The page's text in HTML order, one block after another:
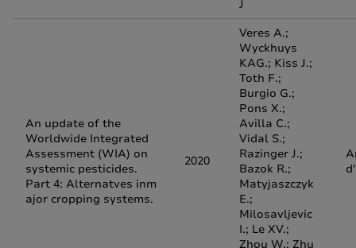
J
An update of the
Worldwide Integrated
Assessment (WIA) on
systemic pesticides.
Part 4: Alternatves inm
ajor cropping systems.
2020
Veres A.;
Wyckhuys
KAG.; Kiss J.;
Toth F.;
Burgio G.;
Pons X.;
Avilla C.;
Vidal S.;
Razinger J.;
Bazok R.;
Matyjaszczyk
E.;
Milosavljevic
I.; Le XV.;
Zhou W.; Zhu